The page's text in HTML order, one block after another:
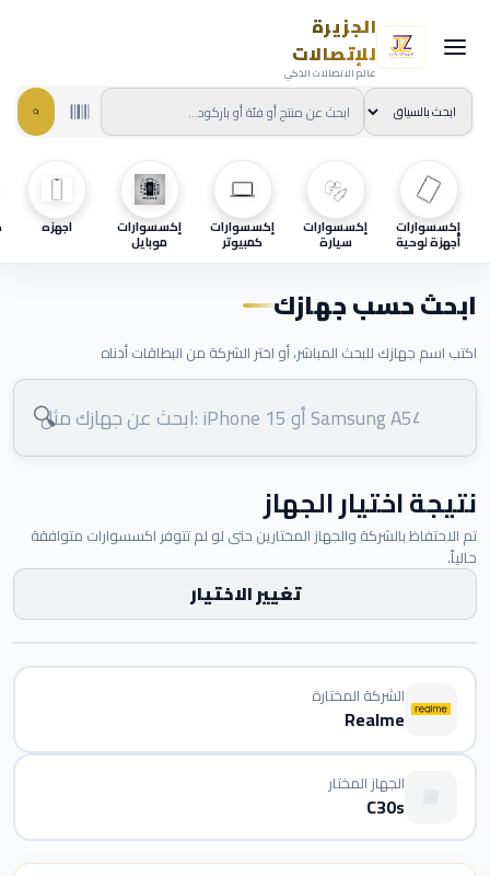
الجزيرة
للإتصالات
عالم الاتصالات الذكي
إكسسوارات
أجهزة لوحية
إكسسوارات
سيارة
إكسسوارات
كمبيوتر
إكسسوارات
موبايل
اجهزه
ابحث حسب جهازك
اكتب اسم جهازك للبحث المباشر، أو اختر الشركة من البطاقات أدناه
🔍
نتيجة اختيار الجهاز
تم الاحتفاظ بالشركة والجهاز المختارين حتى لو لم تتوفر اكسسوارات متوافقة
حالياً.
تغيير الاختيار
الشركة المختارة
Realme
الجهاز المختار
C30s